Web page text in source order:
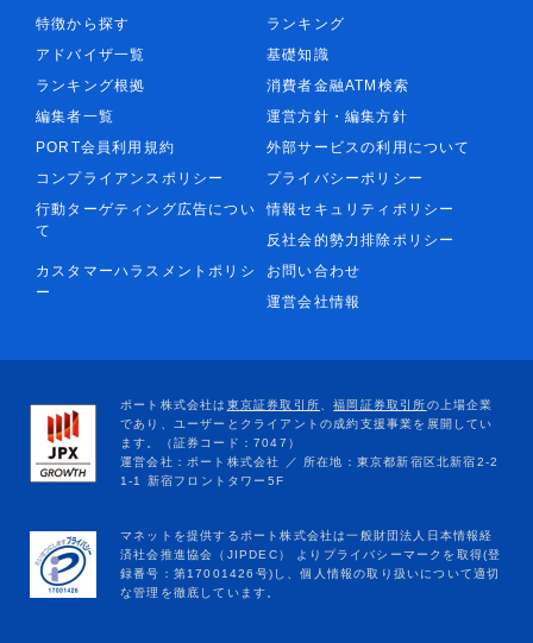
特徴から探す
ランキング
アドバイザ一覧
基礎知識
ランキング根拠
消費者金融ATM検索
編集者一覧
運営方針・編集方針
PORT会員利用規約
外部サービスの利用について
コンプライアンスポリシー
プライバシーポリシー
行動ターゲティング広告につい
て
情報セキュリティポリシー
反社会的勢力排除ポリシー
カスタマーハラスメントポリシ
ー
お問い合わせ
運営会社情報